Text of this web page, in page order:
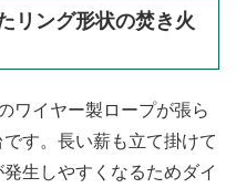
リング形状の焚き火
ワイヤー製ロープが張ら
す。長い薪も立て掛けて
生しやすくなるためダイ